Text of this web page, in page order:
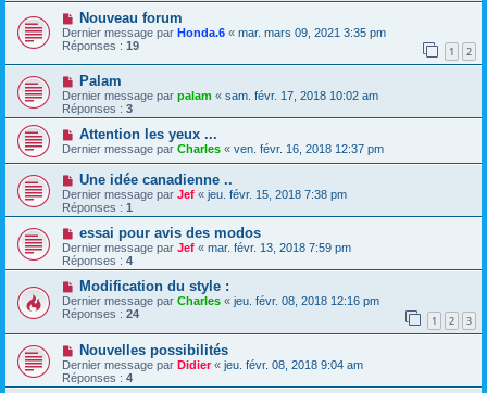
Nouveau forum
Dernier message par Honda.6 « mar. mars 09, 2021 3:35 pm
Réponses : 19 1 2
Palam
Dernier message par palam « sam. févr. 17, 2018 10:02 am
Réponses : 3
Attention les yeux ...
Dernier message par Charles « ven. févr. 16, 2018 12:37 pm
Une idée canadienne ..
Dernier message par Jef « jeu. févr. 15, 2018 7:38 pm
Réponses : 1
essai pour avis des modos
Dernier message par Jef « mar. févr. 13, 2018 7:59 pm
Réponses : 4
Modification du style :
Dernier message par Charles « jeu. févr. 08, 2018 12:16 pm
Réponses : 24 1 2 3
Nouvelles possibilités
Dernier message par Didier« jeu. févr. 08, 2018 9:04 am
Réponses : 4